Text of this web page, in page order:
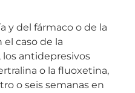
y del fármaco o de la
caso de la
antidepresivos
o la fluoxetina,
o seis semanas en